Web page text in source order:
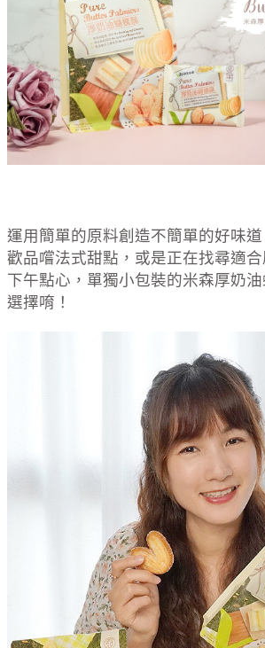
運用簡單的原料創造不簡單的好味
歡品嚐法式甜點，或是正在找尋適
下午點心，單獨小包裝的米森厚奶
選擇唷！